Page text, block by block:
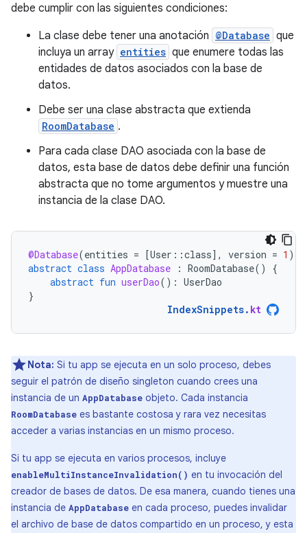
debe cumplir con las siguientes condiciones:
La clase debe tener una anotación @Database que
incluya un array entities que enumere todas las
entidades de datos asociados con la base de
datos.
Debe ser una clase abstracta que extienda
RoomDatabase .
Para cada clase DAO asociada con la base de
datos, esta base de datos debe definir una función
abstracta que no tome argumentos y muestre una
instancia de la clase DAO.
@Database(entities = [User ::class] , version = 1 )
abstract class AppDatabase : RoomDatabase()
{
abstract fun userDao(): UserDao
}
IndexSnippets. kt
Nota: Si tu app se ejecuta en un solo proceso, debes
seguir el patrón de diseño singleton cuando crees una
instancia de un AppDatabase objeto. Cada instancia
RoomDatabase es bastante costosa y rara vez necesitas
acceder a varias instancias en un mismo proceso.
Si tu app se ejecuta en varios procesos, incluye
enableMultiInstanceInvalidation() en tu invocación del
creador de bases de datos. De esa manera, cuando tienes una
instancia de AppDatabase en cada proceso, puedes invalidar
el archivo de base de datos compartido en un proceso, y esta